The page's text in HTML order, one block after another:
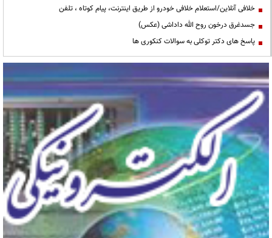
خلافی آنلاین/استعلام خلافی خودرو از طریق اینترنت، پیام کوتاه ، تلفن
جسدغرق درخون روح الله داداشی (عکس)
پاسخ های دکتر توکلی به سوالات کنکوری ها